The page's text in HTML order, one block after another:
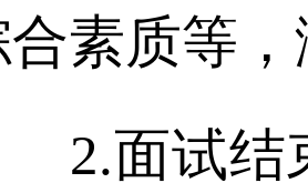
素质等
面试结束